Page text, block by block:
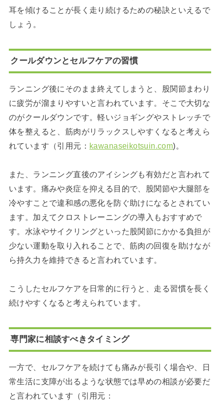
耳を傾けることが長く走り続けるための秘訣といえるで
しょう。
クールダウンとセルフケアの習慣
ランニング後にそのまま終えてしまうと、股関節まわり
に疲労が溜まりやすいと言われています。そこで大切な
のがクールダウンです。軽いジョギングやストレッチで
体を整えると、筋肉がリラックスしやすくなると考えら
れています（引用元： kawanaseikotsuin.com)。
また、ランニング直後のアイシングも有効だと言われて
います。痛みや炎症を抑える目的で、股関節や大腿部を
冷やすことで違和感の悪化を防ぐ助けになるとされてい
ます。加えてクロストレーニングの導入もおすすめで
す。水泳やサイクリングといった股関節にかかる負担が
少ない運動を取り入れることで、筋肉の回復を助けなが
ら持久力を維持できると言われています。
こうしたセルフケアを日常的に行うと、走る習慣を長く
続けやすくなると考えられています。
専門家に相談すべきタイミング
一方で、セルフケアを続けても痛みが長引く場合や、日
常生活に支障が出るような状態では早めの相談が必要だ
と言われています（引用元：